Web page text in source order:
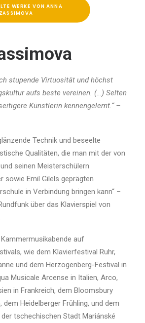
WERKE VON ANNA
ZASSIMOVA
stupende Virtuosität und höchst
aufs beste vereinen. (…) Selten
Künstlerin kennengelernt.“ –
Technik und beseelte
Qualitäten, die man mit der von
seinen Meisterschülern
sowie Emil Gilels geprägten
in Verbindung bringen kann“ –
über das Klavierspiel von
auf
wie dem Klavierfestival Ruhr,
und dem Herzogenberg-Festival in
Musicale Arcense in Italien, Arco,
in Frankreich, dem Bloomsbury
dem Heidelberger Frühling, und dem
tschechischen Stadt Mariánské